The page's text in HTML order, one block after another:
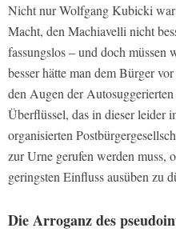
Nicht nur Wolfgang Kubicki war
Macht, den Machiavelli nicht
fassungslos – und doch
besser hätte man dem Bürger
den Augen der
Überflüssel, das in dieser leider
organisierten
zur Urne gerufen werden muss,
geringsten Einfluss ausüben zu
Die Arroganz des